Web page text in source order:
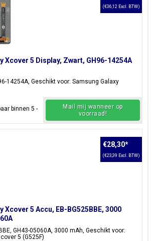
Xcover 5 Display, Zwart, GH96-14254A
14254A, Geschikt voor: Samsung Galaxy
(€36,12 Excl. BTW)
binnen 5 -
Mail mij wanneer op
voorraad!
Xcover 5 Accu, EB-BG525BBE, 3000
GH43-05060A, 3000 mAh, Geschikt voor:
5 (G525F)
€28,30*
(€23,39 Excl. BTW)